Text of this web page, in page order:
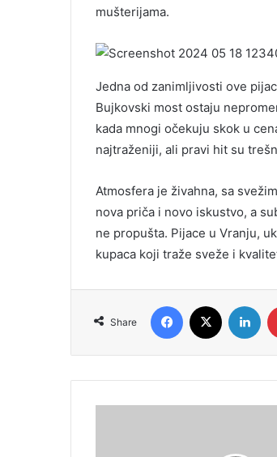
mušterijama.
Jedna od zanimljivosti ove
Bujkovski most ostaju
kada mnogi očekuju skok u
najtraženiji, ali pravi hit su
Atmosfera je živahna, sa
nova priča i novo iskustvo, a
ne propušta. Pijace u Vranju,
kupaca koji traže sveže i
Share
Facebook